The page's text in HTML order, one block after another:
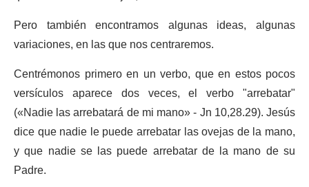
Pero también encontramos algunas ideas, algunas
variaciones, en las que nos centraremos.
Centrémonos primero en un verbo, que en estos pocos
versículos aparece dos veces, el verbo "arrebatar"
(«Nadie las arrebatará de mi mano» - Jn 10,28.29). Jesús
dice que nadie le puede arrebatar las ovejas de la mano,
y que nadie se las puede arrebatar de la mano de su
Padre.